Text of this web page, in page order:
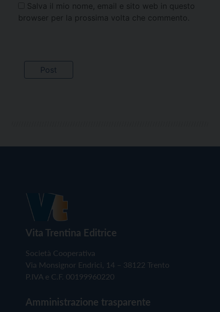
Salva il mio nome, email e sito web in questo
browser per la prossima volta che commento.
Vita Trentina Editrice
Società Cooperativa
Via Monsignor Endrici, 14 – 38122 Trento
P.IVA e C.F. 00199960220
Amministrazione trasparente